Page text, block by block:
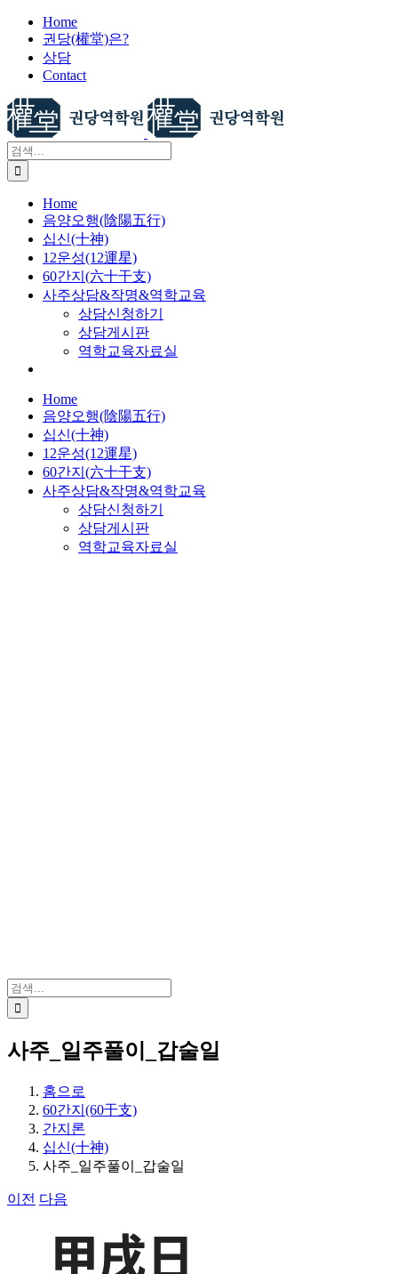
건
너
뛰
기
Home
권당(權堂)은?
상담
Contact
검
색:
Home
음양오행(陰陽五行)
십신(十神)
12운성(12運星)
60간지(六十干支)
사주상담&작명&역학교육
상담신청하기
상담게시판
역학교육자료실
Home
음양오행(陰陽五行)
십신(十神)
12운성(12運星)
60간지(六十干支)
사주상담&작명&역학교육
상담신청하기
상담게시판
역학교육자료실
검
색:
사주_일주풀이_갑술일
홈으로
60간지(60干支)
간지론
십신(十神)
사주_일주풀이_갑술일
이전 다음
Larger
Image